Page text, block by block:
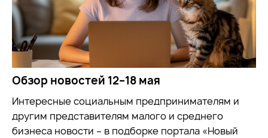
Обзор новостей 12–18 мая
Интересные социальным предпринимателям и
другим представителям малого и среднего
бизнеса новости – в подборке портала «Новый